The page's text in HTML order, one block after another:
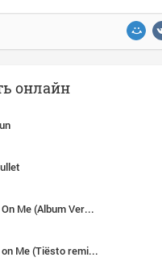
онлайн
Rain Down On Me (Album Version)
Rain Down on Me (Tiësto remix edit)